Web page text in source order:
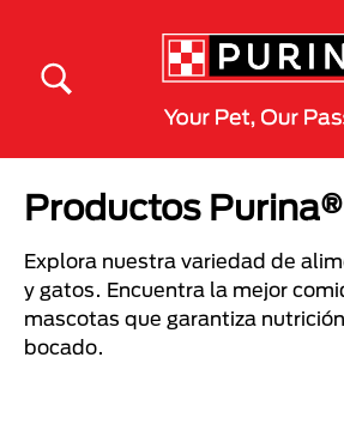
Productos Purina®
Explora nuestra variedad de
y gatos. Encuentra la mejor
mascotas que garantiza
bocado.